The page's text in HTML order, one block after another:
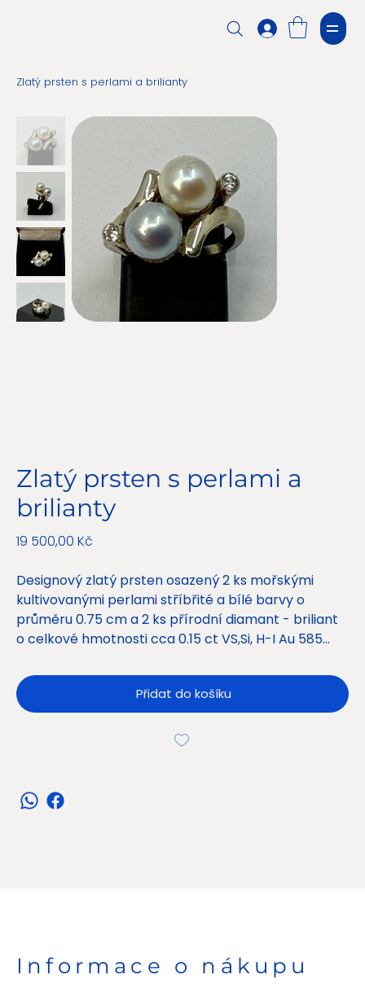
Zlatý prsten s perlami a brilianty
Zlatý prsten s perlami a
brilianty
Původní
cena
19 500,00 Kč
Designový zlatý prsten osazený 2 ks mořskými
kultivovanými perlami stříbřité a bílé barvy o
průměru 0.75 cm a 2 ks přírodní diamant - briliant
o celkové hmotnosti cca 0.15 ct VS,Si, H-I Au 585
předchozí domluvě na vyžádání lze velikost prstenu
upravit, Certifikát přílohou.
Přidat do košíku
Informace o nákupu